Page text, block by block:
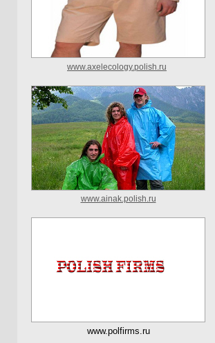
www.axelecology.polish.ru
www.ainak.polish.ru
www.polfirms.ru